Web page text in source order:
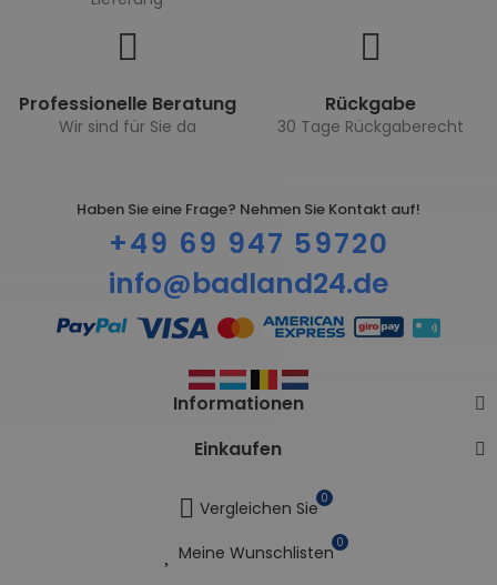
Professionelle Beratung
Wir sind für Sie da
Rückgabe
30 Tage Rückgaberecht
Haben Sie eine Frage? Nehmen Sie Kontakt auf!
+49 69 947 59720
info@badland24.de
Informationen
Einkaufen
Vergleichen Sie 0
Meine Wunschlisten 0